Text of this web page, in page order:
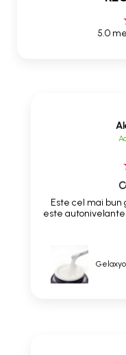
5.0
Este cel mai bun
este